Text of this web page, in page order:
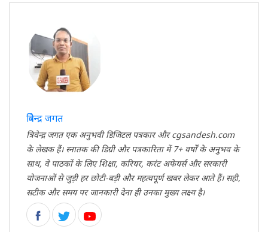
त्रिवेन्द्र जगत
त्रिवेन्द्र जगत एक अनुभवी डिजिटल पत्रकार और cgsandesh.com
के लेखक हैं। स्नातक की डिग्री और पत्रकारिता में 7+ वर्षों के अनुभव के
साथ, वे पाठकों के लिए शिक्षा, करियर, करंट अफेयर्स और सरकारी
योजनाओं से जुड़ी हर छोटी-बड़ी और महत्वपूर्ण खबर लेकर आते हैं। सही,
सटीक और समय पर जानकारी देना ही उनका मुख्य लक्ष्य है।